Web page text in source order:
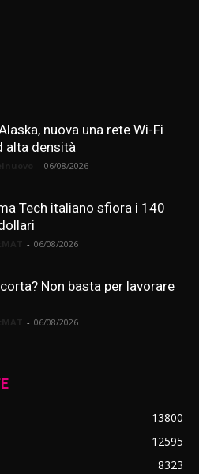
nuova una rete Wi-Fi
alta densità
- 06/08/2026
Tech italiano sfiora i 140
- 06/08/2026
Non basta per lavorare
- 06/08/2026
13800
12595
8323